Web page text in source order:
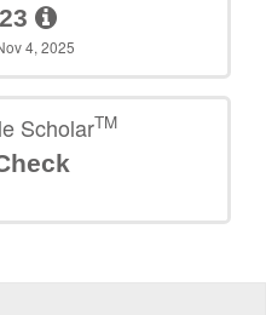
23
4, 2025
ScholarTM